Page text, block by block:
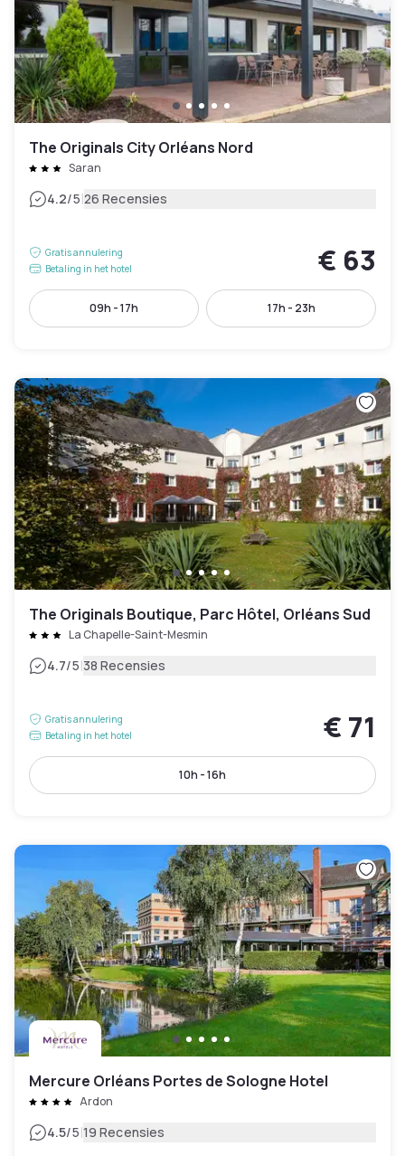
The Originals City Orléans Nord
Saran
4.2/5|26 Recensies
Gratis annulering
Betaling in het hotel
€ 63
09h - 17h 17h - 23h
The Originals Boutique, Parc Hôtel, Orléans Sud
La Chapelle-Saint-Mesmin
4.7/5|38 Recensies
Gratis annulering
Betaling in het hotel
€ 71
10h - 16h
Mercure Orléans Portes de Sologne Hotel
Ardon
4.5/5|19 Recensies